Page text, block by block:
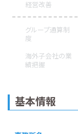
経営改善
グループ通算制
度
海外子会社の業
績把握
基本情報